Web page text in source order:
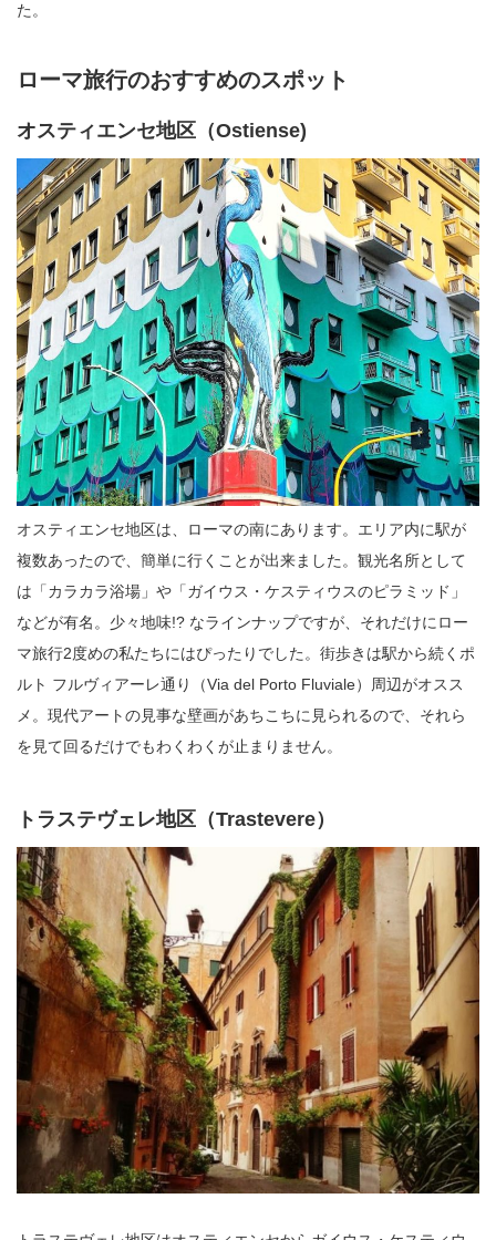
た。
ローマ旅行のおすすめのスポット
オスティエンセ地区（Ostiense)
オスティエンセ地区は、ローマの南にあります。エリア内に駅が
複数あったので、簡単に行くことが出来ました。観光名所として
は「カラカラ浴場」や「ガイウス・ケスティウスのピラミッド」
などが有名。少々地味!? なラインナップですが、それだけにロー
マ旅行2度めの私たちにはぴったりでした。街歩きは駅から続くポ
ルト フルヴィアーレ通り（Via del Porto Fluviale）周辺がオスス
メ。現代アートの見事な壁画があちこちに見られるので、それら
を見て回るだけでもわくわくが止まりません。
トラステヴェレ地区（Trastevere）